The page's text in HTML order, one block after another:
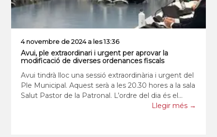
4 novembre de 2024 a les 13:36
Avui, ple extraordinari i urgent per aprovar la
modificació de diverses ordenances fiscals
Avui tindrà lloc una sessió extraordinària i urgent del
Ple Municipal. Aquest serà a les 20.30 hores a la sala
Salut Pastor de la Patronal. L’ordre del dia és el
següent: 1. Motivació de la urgència.2. Aprovació
Llegir més →